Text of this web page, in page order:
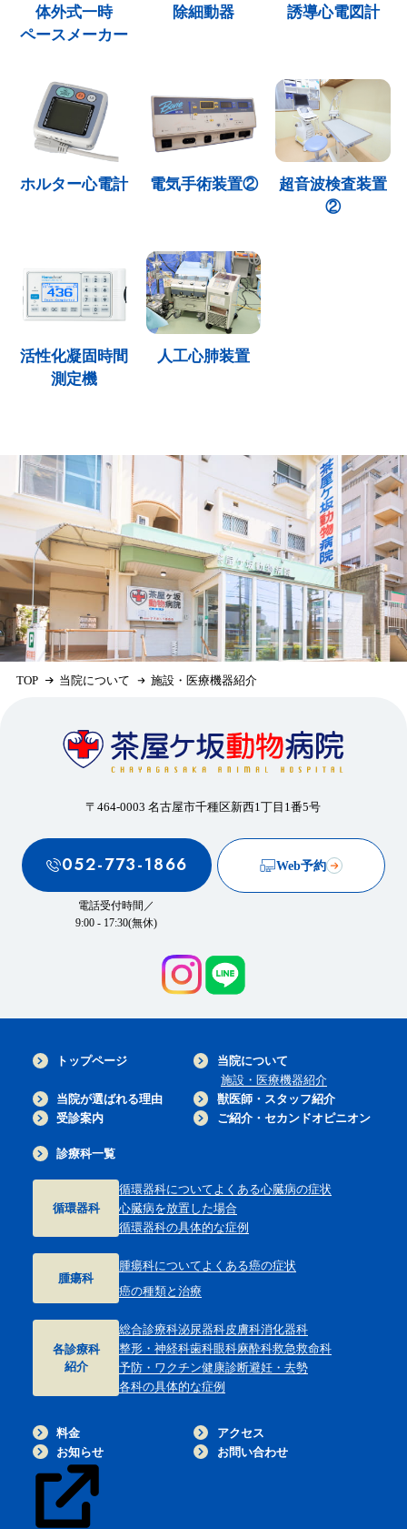
体外式一時
ペースメーカー
除細動器 誘導心電図計
ホルター心電計 電気手術装置②
超音波検査装置
②
活性化凝固時間
測定機
人工心肺装置
TOP 当院について 施設・医療機器紹介
〒464-0003 名古屋市千種区新西1丁目1番5号
052-773-1866
電話受付時間／
9:00 - 17:30(無休)
Web予約
トップページ
当院について
施設・医療機器紹介
当院が選ばれる理由
獣医師・スタッフ紹介
受診案内
ご紹介・セカンドオピニオン
診療科一覧
循環器科
循環器科について よくある心臓病の症状
心臓病を放置した場合
循環器科の具体的な症例
腫瘍科
腫瘍科についてよくある癌の症状
癌の種類と治療
各診療科
紹介
総合診療科泌尿器科皮膚科消化器科
整形・神経科歯科眼科麻酔科救急救命科
予防・ワクチン健康診断避妊・去勢
各科の具体的な症例
料金
アクセス
お知らせ
お問い合わせ